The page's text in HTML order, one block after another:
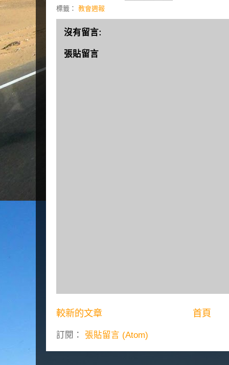
標籤： 教會週報
沒有留言:
張貼留言
較新的文章 首頁
訂閱： 張貼留言 (Atom)